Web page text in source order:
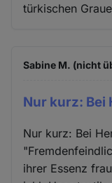
türkischen
Sabine M. (nicht
Nur kurz: Bei
Nur kurz: Bei
ihrer Essenz